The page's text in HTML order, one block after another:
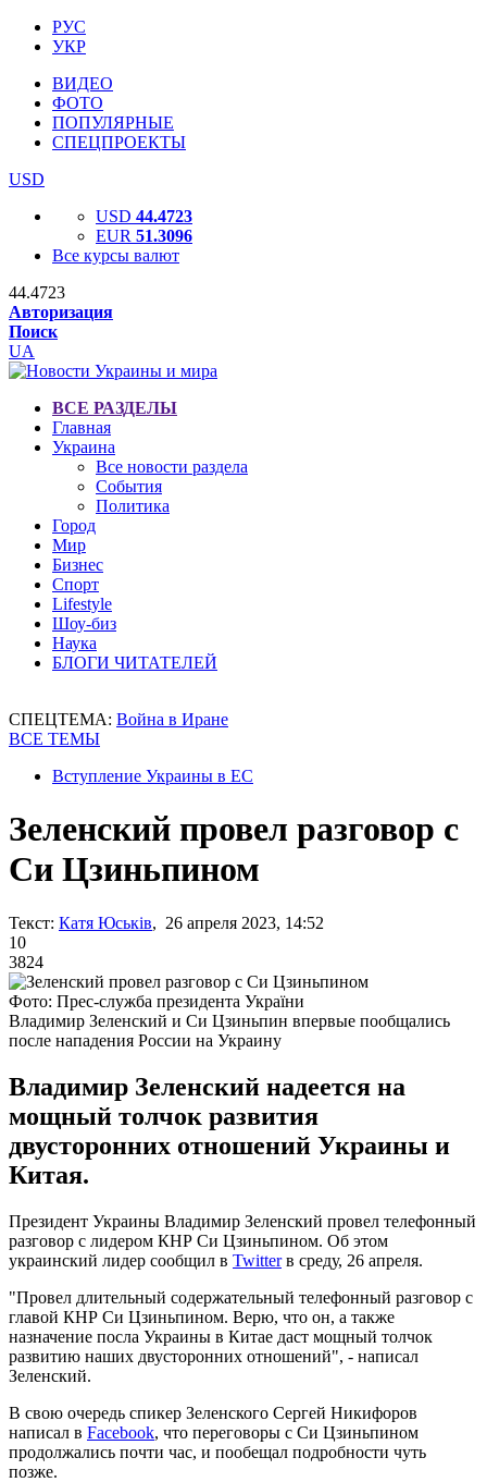
РУС
УКР
ВИДЕО
ФОТО
ПОПУЛЯРНЫЕ
СПЕЦПРОЕКТЫ
USD
USD 44.4723
EUR 51.3096
Все курсы валют
44.4723
Авторизация
Поиск
UA
ВСЕ РАЗДЕЛЫ
Главная
Украина
Все новости раздела
События
Политика
Город
Мир
Бизнес
Спорт
Lifestyle
Шоу-биз
Наука
БЛОГИ ЧИТАТЕЛЕЙ
СПЕЦТЕМА: Война в Иране
ВСЕ ТЕМЫ
Вступление Украины в ЕС
Зеленский провел разговор с
Си Цзиньпином
Текст: Катя Юськів, 26 апреля 2023, 14:52
10
3824
Фото: Прес-служба президента України
Владимир Зеленский и Си Цзиньпин впервые пообщались
после нападения России на Украину
Владимир Зеленский надеется на
мощный толчок развития
двусторонних отношений Украины и
Китая.
Президент Украины Владимир Зеленский провел телефонный
разговор с лидером КНР Си Цзиньпином. Об этом
украинский лидер сообщил в Twitterв среду, 26 апреля.
"Провел длительный содержательный телефонный разговор с
главой КНР Си Цзиньпином. Верю, что он, а также
назначение посла Украины в Китае даст мощный толчок
развитию наших двусторонних отношений", - написал
Зеленский.
В свою очередь спикер Зеленского Сергей Никифоров
написал в Facebook, что переговоры с Си Цзиньпином
продолжались почти час, и пообещал подробности чуть
позже.